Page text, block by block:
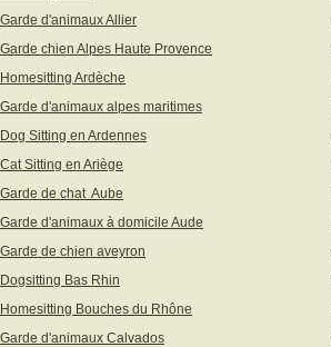
Garde d'animaux Allier
Garde chien Alpes Haute Provence
Homesitting Ardèche
Garde d'animaux alpes maritimes
Dog Sitting en Ardennes
Cat Sitting en Ariège
Garde de chat Aube
Garde d'animaux à domicile Aude
Garde de chien aveyron
Dogsitting Bas Rhin
Homesitting Bouches du Rhône
Garde d'animaux Calvados